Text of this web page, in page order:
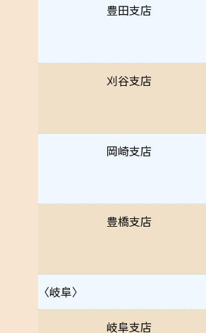
豊田支店
刈谷支店
岡崎支店
豊橋支店
〈岐阜〉
岐阜支店